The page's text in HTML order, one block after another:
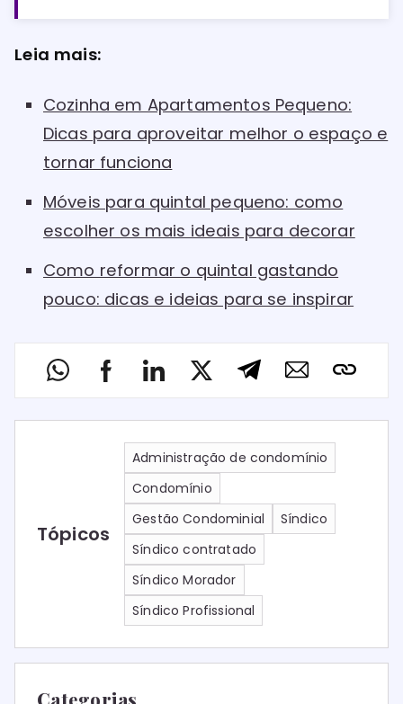
Leia mais:
Cozinha em Apartamentos Pequeno:
Dicas para aproveitar melhor o espaço e
tornar funciona
Móveis para quintal pequeno: como
escolher os mais ideais para decorar
Como reformar o quintal gastando
pouco: dicas e ideias para se inspirar
Tópicos
Administração de condomínio
Condomínio
Gestão Condominial
Síndico
Síndico contratado
Síndico Morador
Síndico Profissional